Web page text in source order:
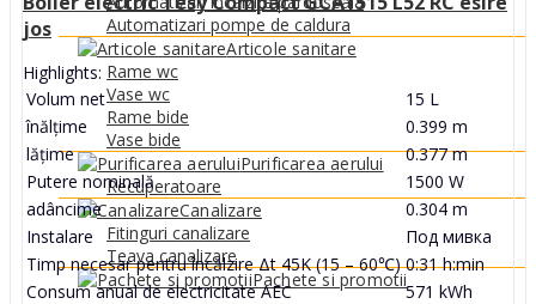
Automatizari pompe de caldura
Articole sanitare
Rame wc
Vase wc
Rame bide
Vase bide
Purificarea aerului
Recuperatoare
Canalizare
Fitinguri canalizare
Teava canalizare
Pachete si promotii
jos
Highlights:
Volum net
15 L
înălţime
0.399 m
lăţime
0.377 m
Putere nominală
1500 W
adâncime
0.304 m
Instalare
Под мивка
Timp necesar pentru încălzire Δt 45K (15 – 60℃) 0:31 h:min
Consum anual de electricitate AEC
571 kWh